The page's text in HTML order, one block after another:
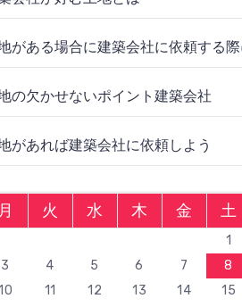
がある場合に建築会社に依頼する
の欠かせないポイント建築会社
があれば建築会社に依頼しよう
月 火 水 木 金 土
1
3
4 5 6 7 8
11 12 13 14 15